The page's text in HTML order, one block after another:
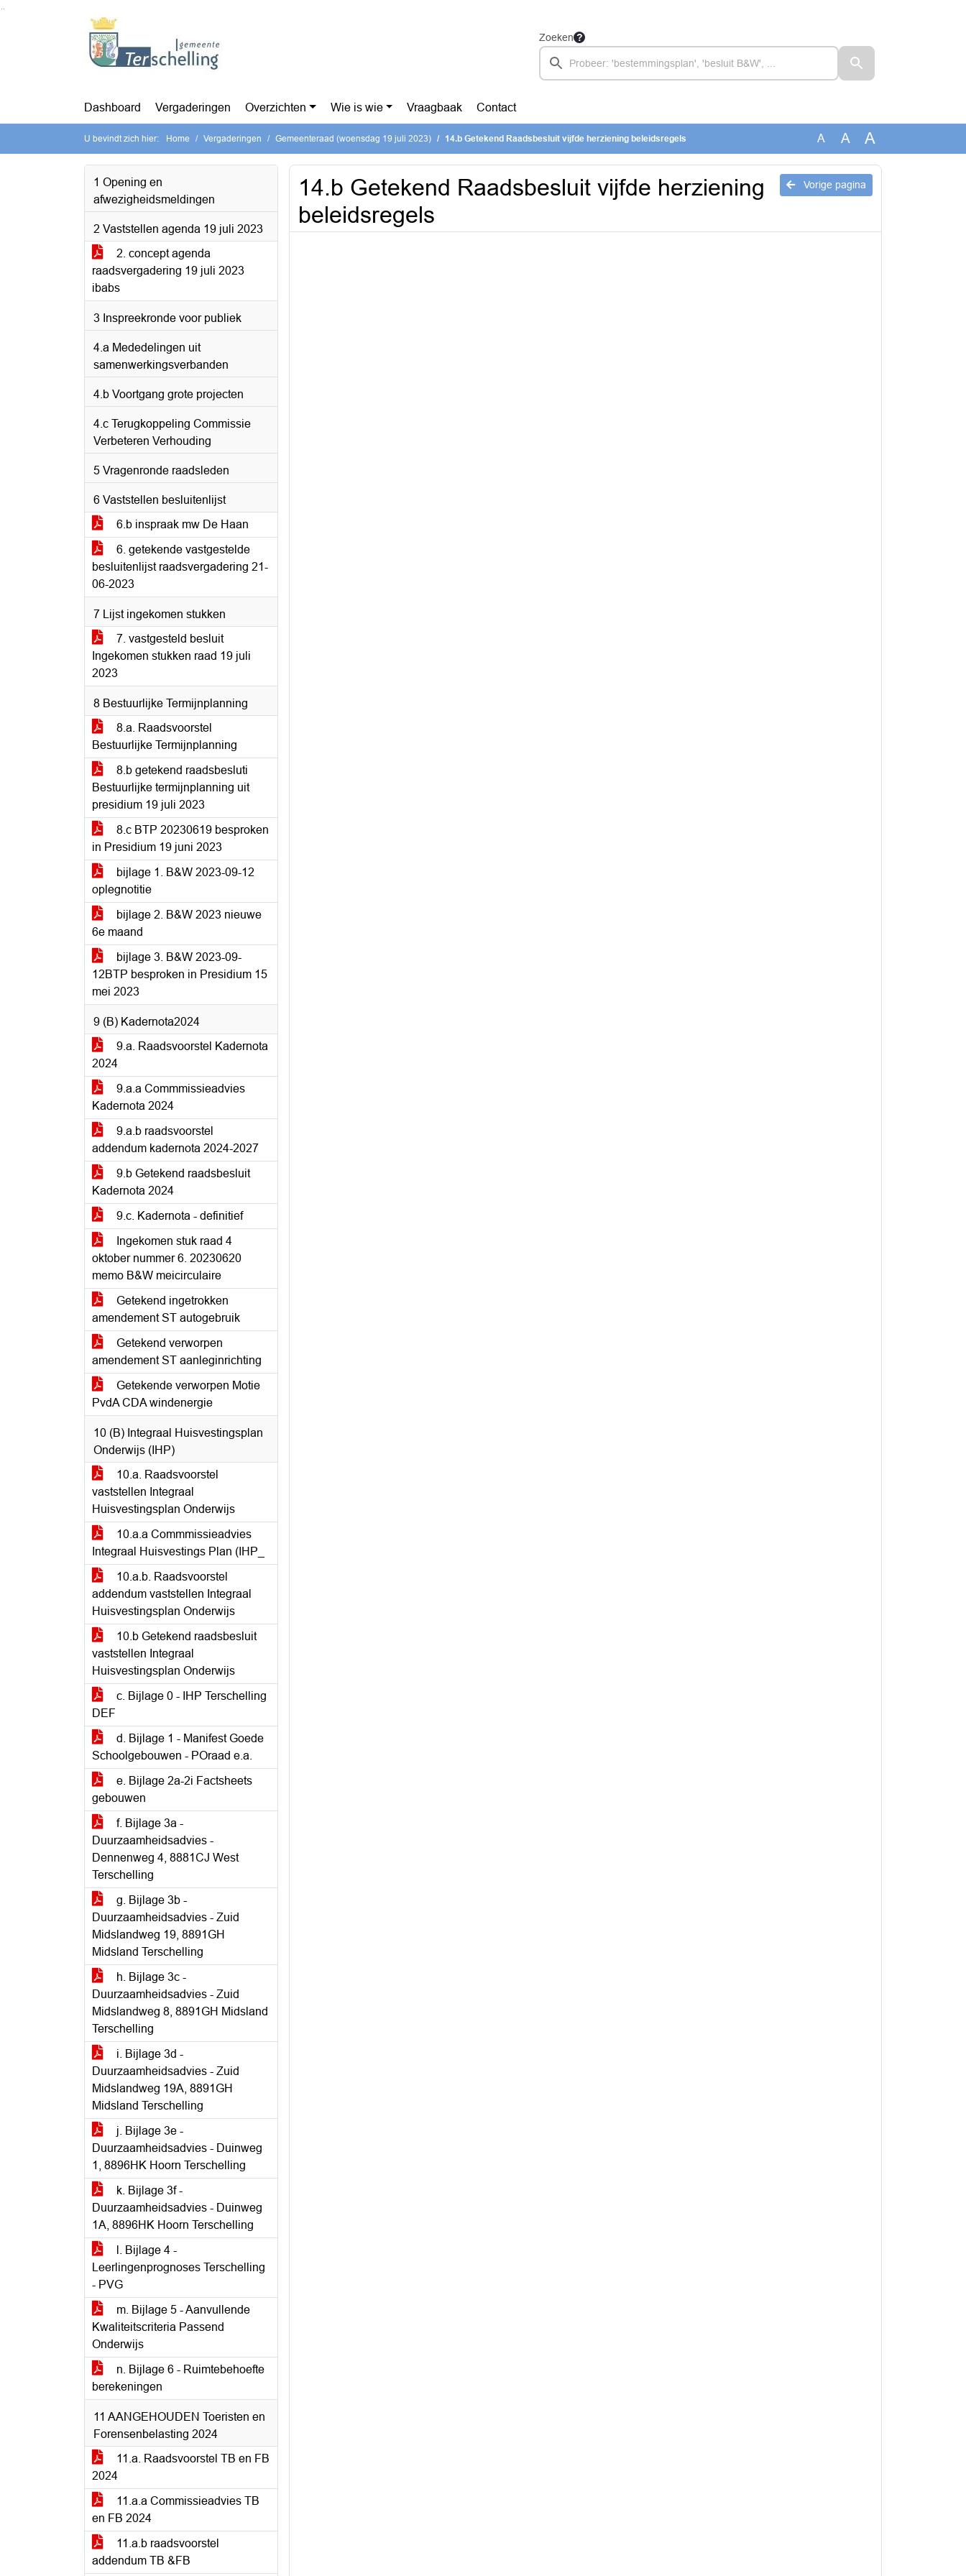
Ga naar de inhoud van deze pagina
Ga naar het zoeken
Ga naar het menu
Zoeken
Dashboard Vergaderingen Overzichten Wie is wie Vraagbaak Contact
U bevindt zich hier: Home Vergaderingen Gemeenteraad (woensdag 19 juli 2023) 14.b Getekend Raadsbesluit vijfde herziening beleidsregels A A A
1 Opening en
afwezigheidsmeldingen
2 Vaststellen agenda 19 juli 2023
2. concept agenda
raadsvergadering 19 juli 2023
ibabs
3 Inspreekronde voor publiek
4.a Mededelingen uit
samenwerkingsverbanden
4.b Voortgang grote projecten
4.c Terugkoppeling Commissie
Verbeteren Verhouding
5 Vragenronde raadsleden
6 Vaststellen besluitenlijst
6.b inspraak mw De Haan
6. getekende vastgestelde
besluitenlijst raadsvergadering 21-
06-2023
7 Lijst ingekomen stukken
7. vastgesteld besluit
Ingekomen stukken raad 19 juli
2023
8 Bestuurlijke Termijnplanning
8.a. Raadsvoorstel
Bestuurlijke Termijnplanning
8.b getekend raadsbesluti
Bestuurlijke termijnplanning uit
presidium 19 juli 2023
8.c BTP 20230619 besproken
in Presidium 19 juni 2023
bijlage 1. B&W 2023-09-12
oplegnotitie
bijlage 2. B&W 2023 nieuwe
6e maand
bijlage 3. B&W 2023-09-
12BTP besproken in Presidium 15
mei 2023
9 (B) Kadernota2024
9.a. Raadsvoorstel Kadernota
2024
9.a.a Commmissieadvies
Kadernota 2024
9.a.b raadsvoorstel
addendum kadernota 2024-2027
9.b Getekend raadsbesluit
Kadernota 2024
9.c. Kadernota - definitief
Ingekomen stuk raad 4
oktober nummer 6. 20230620
memo B&W meicirculaire
Getekend ingetrokken
amendement ST autogebruik
Getekend verworpen
amendement ST aanleginrichting
Getekende verworpen Motie
PvdA CDA windenergie
10 (B) Integraal Huisvestingsplan
Onderwijs (IHP)
10.a. Raadsvoorstel
vaststellen Integraal
Huisvestingsplan Onderwijs
10.a.a Commmissieadvies
Integraal Huisvestings Plan (IHP_
10.a.b. Raadsvoorstel
addendum vaststellen Integraal
Huisvestingsplan Onderwijs
10.b Getekend raadsbesluit
vaststellen Integraal
Huisvestingsplan Onderwijs
c. Bijlage 0 - IHP Terschelling
DEF
d. Bijlage 1 - Manifest Goede
Schoolgebouwen - POraad e.a.
e. Bijlage 2a-2i Factsheets
gebouwen
f. Bijlage 3a -
Duurzaamheidsadvies -
Dennenweg 4, 8881CJ West
Terschelling
g. Bijlage 3b -
Duurzaamheidsadvies - Zuid
Midslandweg 19, 8891GH
Midsland Terschelling
h. Bijlage 3c -
Duurzaamheidsadvies - Zuid
Midslandweg 8, 8891GH Midsland
Terschelling
i. Bijlage 3d -
Duurzaamheidsadvies - Zuid
Midslandweg 19A, 8891GH
Midsland Terschelling
j. Bijlage 3e -
Duurzaamheidsadvies - Duinweg
1, 8896HK Hoorn Terschelling
k. Bijlage 3f -
Duurzaamheidsadvies - Duinweg
1A, 8896HK Hoorn Terschelling
l. Bijlage 4 -
Leerlingenprognoses Terschelling
- PVG
m. Bijlage 5 - Aanvullende
Kwaliteitscriteria Passend
Onderwijs
n. Bijlage 6 - Ruimtebehoefte
berekeningen
11 AANGEHOUDEN Toeristen en
Forensenbelasting 2024
11.a. Raadsvoorstel TB en FB
2024
11.a.a Commissieadvies TB
en FB 2024
11.a.b raadsvoorstel
addendum TB &FB
Vorige pagina
14.b Getekend Raadsbesluit vijfde herziening
beleidsregels